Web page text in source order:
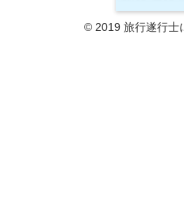
© 2019 旅行遂行士